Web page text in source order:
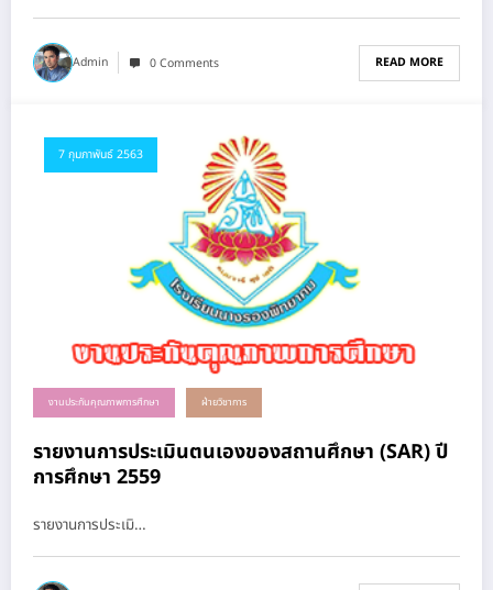
Admin 0 Comments READ MORE
7 กุมภาพันธ์ 2563
งานประกันคุณภาพการศึกษา ฝ่ายวิชาการ
รายงานการประเมินตนเองของสถานศึกษา (SAR) ปี
การศึกษา 2559
รายงานการประเมิ…